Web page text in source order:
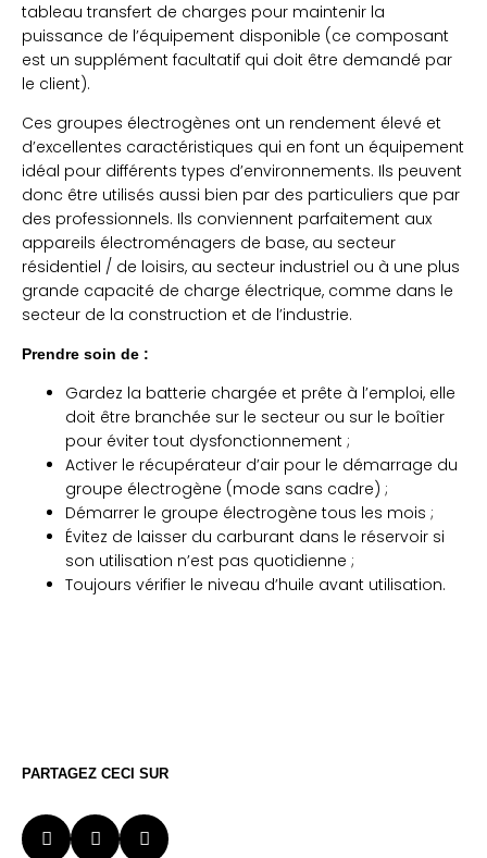
tableau transfert de charges pour maintenir la
puissance de l’équipement disponible (ce composant
est un supplément facultatif qui doit être demandé par
le client).
Ces groupes électrogènes ont un rendement élevé et
d’excellentes caractéristiques qui en font un équipement
idéal pour différents types d’environnements. Ils peuvent
donc être utilisés aussi bien par des particuliers que par
des professionnels. Ils conviennent parfaitement aux
appareils électroménagers de base, au secteur
résidentiel / de loisirs, au secteur industriel ou à une plus
grande capacité de charge électrique, comme dans le
secteur de la construction et de l’industrie.
Prendre soin de :
Gardez la batterie chargée et prête à l’emploi, elle
doit être branchée sur le secteur ou sur le boîtier
pour éviter tout dysfonctionnement ;
Activer le récupérateur d’air pour le démarrage du
groupe électrogène (mode sans cadre) ;
Démarrer le groupe électrogène tous les mois ;
Évitez de laisser du carburant dans le réservoir si
son utilisation n’est pas quotidienne ;
Toujours vérifier le niveau d’huile avant utilisation.
PARTAGEZ CECI SUR